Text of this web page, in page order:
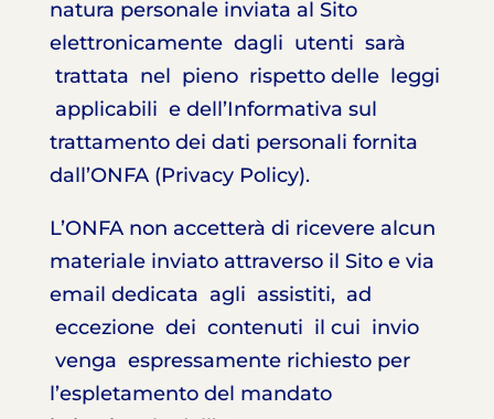
natura personale inviata al Sito
elettronicamente dagli utenti sarà
trattata nel pieno rispetto delle leggi
applicabili e dell’Informativa sul
trattamento dei dati personali fornita
dall’ONFA (Privacy Policy).
L’ONFA non accetterà di ricevere alcun
materiale inviato attraverso il Sito e via
email dedicata agli assistiti, ad
eccezione dei contenuti il cui invio
venga espressamente richiesto per
l’espletamento del mandato